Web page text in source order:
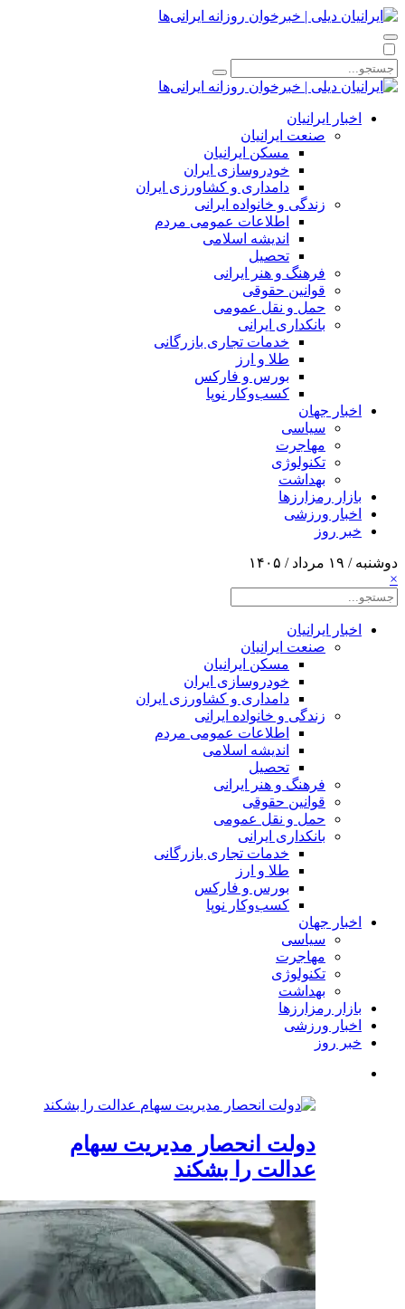
اخبار ایرانیان
صنعت ایرانیان
مسکن ایرانیان
خودروسازی ایران
دامداری و کشاورزی ایران
زندگی و خانواده ایرانی
اطلاعات عمومی مردم
اندیشه اسلامی
تحصیل
فرهنگ و هنر ایرانی
قوانین حقوقی
حمل و نقل عمومی
بانکداری ایرانی
خدمات تجاری بازرگانی
طلا و ارز
بورس و فارکس
کسب‌وکار نوپا
اخبار جهان
سیاسی
مهاجرت
تکنولوژی
بهداشت
بازار رمزارزها
اخبار ورزشی
خبر روز
دوشنبه / ۱۹ مرداد / ۱۴۰۵
×
اخبار ایرانیان
صنعت ایرانیان
مسکن ایرانیان
خودروسازی ایران
دامداری و کشاورزی ایران
زندگی و خانواده ایرانی
اطلاعات عمومی مردم
اندیشه اسلامی
تحصیل
فرهنگ و هنر ایرانی
قوانین حقوقی
حمل و نقل عمومی
بانکداری ایرانی
خدمات تجاری بازرگانی
طلا و ارز
بورس و فارکس
کسب‌وکار نوپا
اخبار جهان
سیاسی
مهاجرت
تکنولوژی
بهداشت
بازار رمزارزها
اخبار ورزشی
خبر روز
دولت انحصار مدیریت سهام
عدالت را بشکند